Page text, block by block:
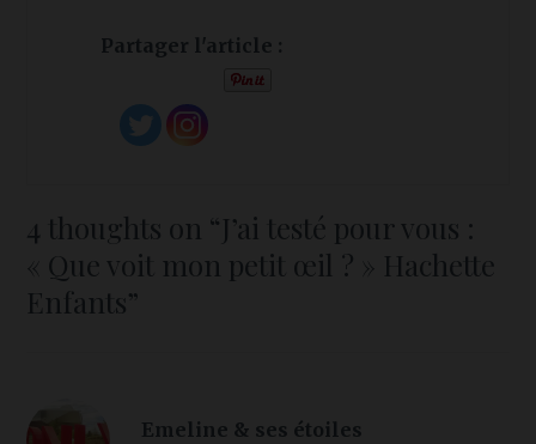
Partager l'article :
4 thoughts on “J’ai testé pour vous :
« Que voit mon petit œil ? » Hachette
Enfants”
Emeline & ses étoiles